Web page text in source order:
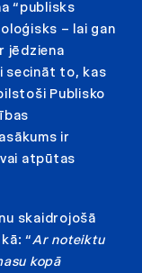
“publisks
– lai gan
jēdziena
secināt to, kas
Publisko
ir
atpūtas
skaidrojošā
“Ar noteiktu
kopā